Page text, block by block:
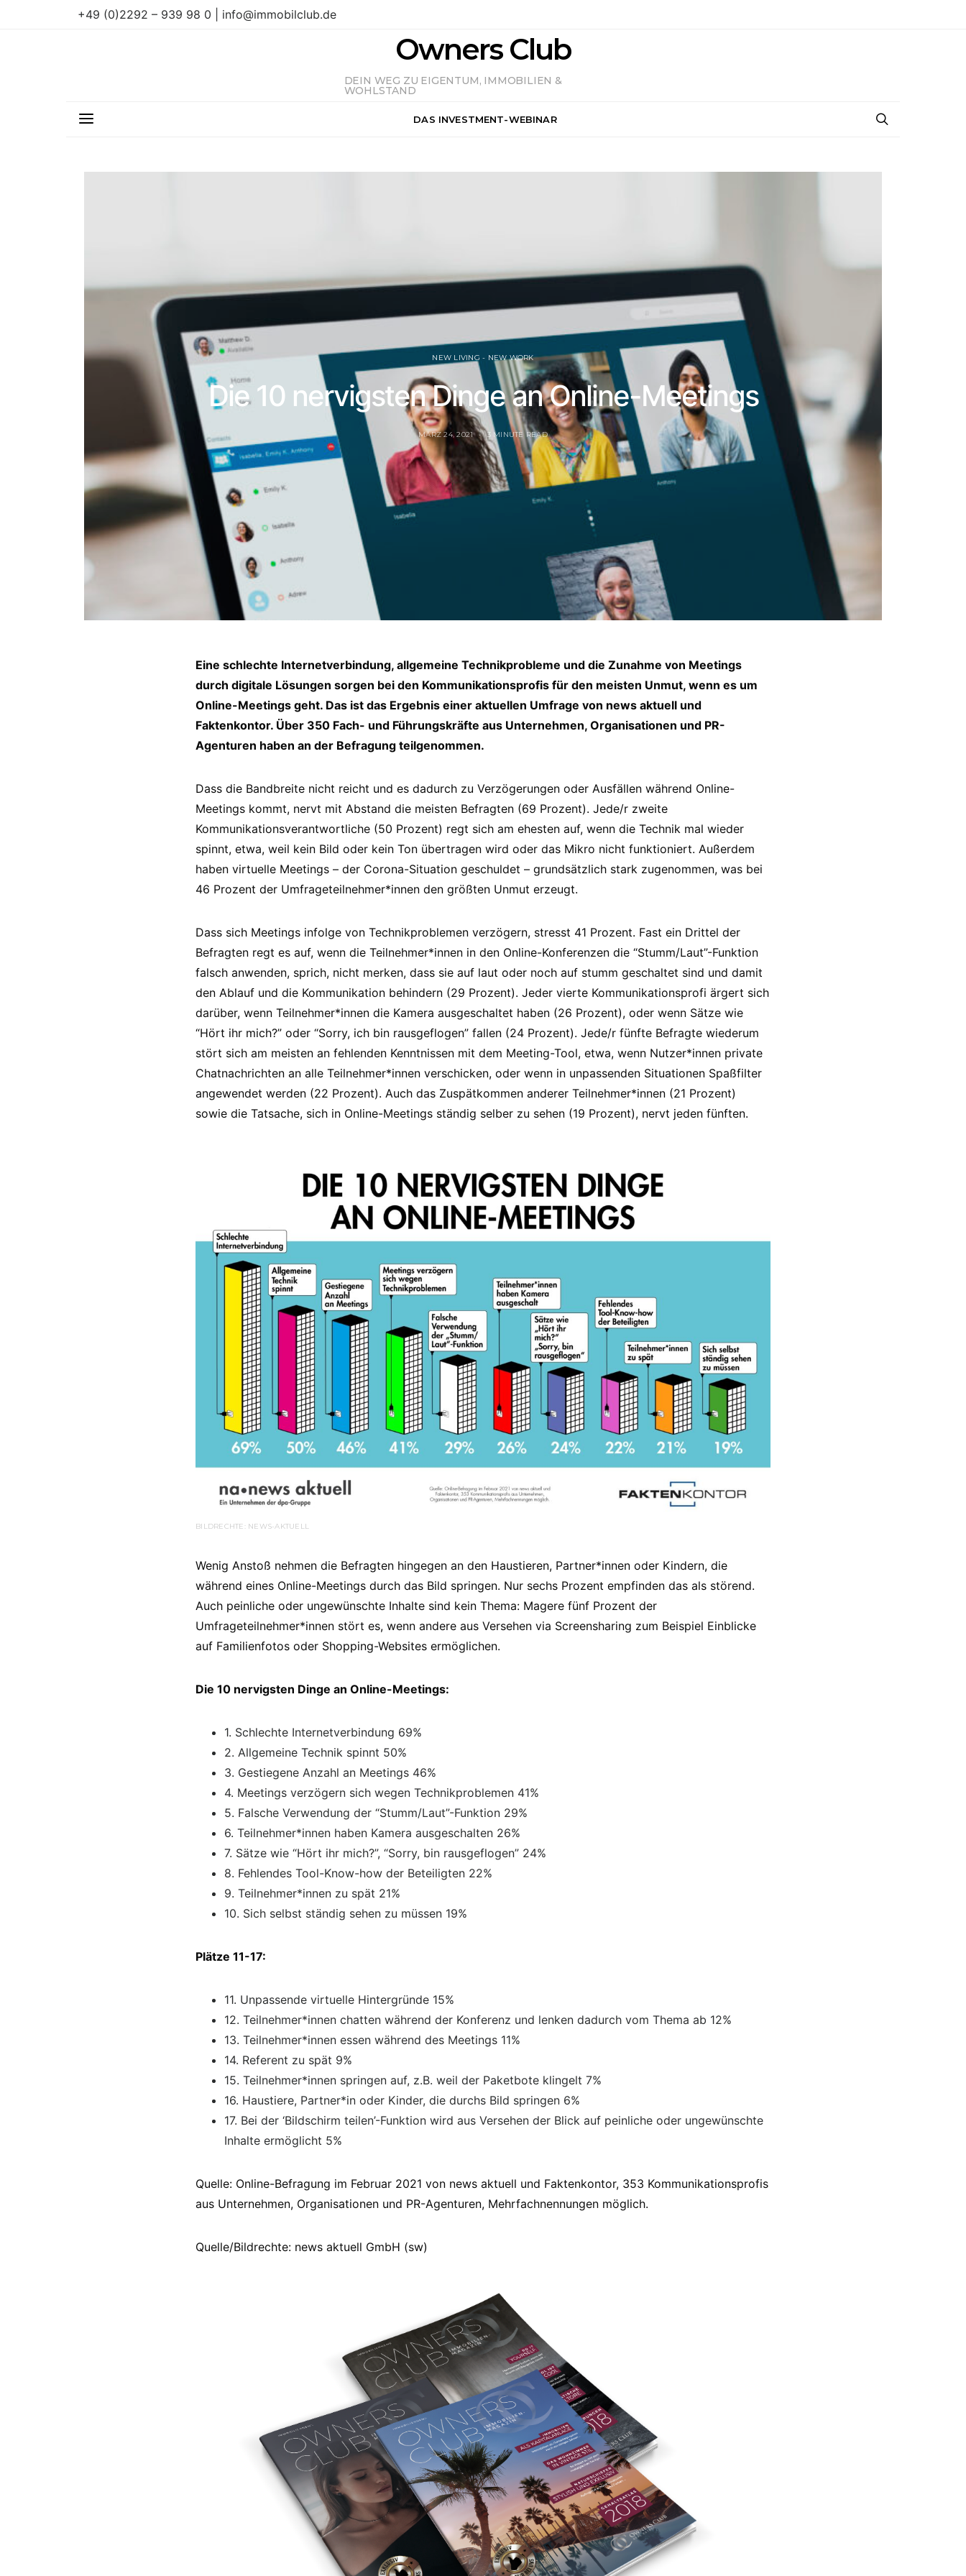
+49 (0)2292 – 939 98 0 | info@immobilclub.de
Owners Club
DEIN WEG ZU EIGENTUM, IMMOBILIEN &
WOHLSTAND
DAS INVESTMENT-WEBINAR
NEW LIVING - NEW WORK
Die 10 nervigsten Dinge an Online-Meetings
MÄRZ 24, 2021 3 MINUTE READ
Eine schlechte Internetverbindung, allgemeine Technikprobleme und die Zunahme von Meetings
durch digitale Lösungen sorgen bei den Kommunikationsprofis für den meisten Unmut, wenn es um
Online-Meetings geht. Das ist das Ergebnis einer aktuellen Umfrage von news aktuell und
Faktenkontor. Über 350 Fach- und Führungskräfte aus Unternehmen, Organisationen und PR-
Agenturen haben an der Befragung teilgenommen.
Dass die Bandbreite nicht reicht und es dadurch zu Verzögerungen oder Ausfällen während Online-
Meetings kommt, nervt mit Abstand die meisten Befragten (69 Prozent). Jede/r zweite
Kommunikationsverantwortliche (50 Prozent) regt sich am ehesten auf, wenn die Technik mal wieder
spinnt, etwa, weil kein Bild oder kein Ton übertragen wird oder das Mikro nicht funktioniert. Außerdem
haben virtuelle Meetings – der Corona-Situation geschuldet – grundsätzlich stark zugenommen, was bei
46 Prozent der Umfrageteilnehmer*innen den größten Unmut erzeugt.
Dass sich Meetings infolge von Technikproblemen verzögern, stresst 41 Prozent. Fast ein Drittel der
Befragten regt es auf, wenn die Teilnehmer*innen in den Online-Konferenzen die “Stumm/Laut”-Funktion
falsch anwenden, sprich, nicht merken, dass sie auf laut oder noch auf stumm geschaltet sind und damit
den Ablauf und die Kommunikation behindern (29 Prozent). Jeder vierte Kommunikationsprofi ärgert sich
darüber, wenn Teilnehmer*innen die Kamera ausgeschaltet haben (26 Prozent), oder wenn Sätze wie
“Hört ihr mich?” oder “Sorry, ich bin rausgeflogen” fallen (24 Prozent). Jede/r fünfte Befragte wiederum
stört sich am meisten an fehlenden Kenntnissen mit dem Meeting-Tool, etwa, wenn Nutzer*innen private
Chatnachrichten an alle Teilnehmer*innen verschicken, oder wenn in unpassenden Situationen Spaßfilter
angewendet werden (22 Prozent). Auch das Zuspätkommen anderer Teilnehmer*innen (21 Prozent)
sowie die Tatsache, sich in Online-Meetings ständig selber zu sehen (19 Prozent), nervt jeden fünften.
BILDRECHTE: NEWS-AKTUELL
Wenig Anstoß nehmen die Befragten hingegen an den Haustieren, Partner*innen oder Kindern, die
während eines Online-Meetings durch das Bild springen. Nur sechs Prozent empfinden das als störend.
Auch peinliche oder ungewünschte Inhalte sind kein Thema: Magere fünf Prozent der
Umfrageteilnehmer*innen stört es, wenn andere aus Versehen via Screensharing zum Beispiel Einblicke
auf Familienfotos oder Shopping-Websites ermöglichen.
Die 10 nervigsten Dinge an Online-Meetings:
1. Schlechte Internetverbindung 69%
2. Allgemeine Technik spinnt 50%
3. Gestiegene Anzahl an Meetings 46%
4. Meetings verzögern sich wegen Technikproblemen 41%
5. Falsche Verwendung der “Stumm/Laut”-Funktion 29%
6. Teilnehmer*innen haben Kamera ausgeschalten 26%
7. Sätze wie “Hört ihr mich?”, “Sorry, bin rausgeflogen” 24%
8. Fehlendes Tool-Know-how der Beteiligten 22%
9. Teilnehmer*innen zu spät 21%
10. Sich selbst ständig sehen zu müssen 19%
Plätze 11-17:
11. Unpassende virtuelle Hintergründe 15%
12. Teilnehmer*innen chatten während der Konferenz und lenken dadurch vom Thema ab 12%
13. Teilnehmer*innen essen während des Meetings 11%
14. Referent zu spät 9%
15. Teilnehmer*innen springen auf, z.B. weil der Paketbote klingelt 7%
16. Haustiere, Partner*in oder Kinder, die durchs Bild springen 6%
17. Bei der ‘Bildschirm teilen’-Funktion wird aus Versehen der Blick auf peinliche oder ungewünschte
Inhalte ermöglicht 5%
Quelle: Online-Befragung im Februar 2021 von news aktuell und Faktenkontor, 353 Kommunikationsprofis
aus Unternehmen, Organisationen und PR-Agenturen, Mehrfachnennungen möglich.
Quelle/Bildrechte: news aktuell GmbH (sw)